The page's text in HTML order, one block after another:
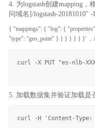
4. 为logstash创建mapping
问域名]/logstash-20181010"
{ "mappings": { "log": {
"type": "geo_point" } } } } } } }' ，
curl -X PUT "es-nlb-
5. 加载数据集并验证加载是
curl -H 'Content-Type: